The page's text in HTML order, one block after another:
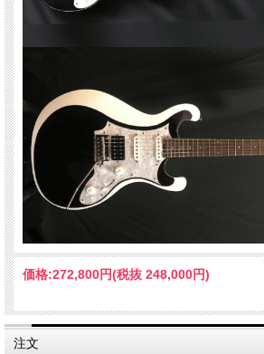
価格:272,800円(税抜 248,000円)
注文